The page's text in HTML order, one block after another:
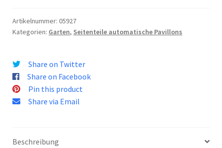
Artikelnummer: 05927
Kategorien: Garten, Seitenteile automatische Pavillons
Share on Twitter
Share on Facebook
Pin this product
Share via Email
Beschreibung